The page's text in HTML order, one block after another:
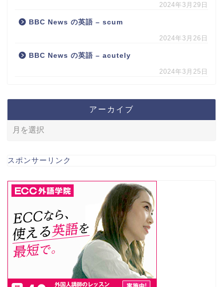
2024年3月29日
BBC News の英語 – scum
2024年3月26日
BBC News の英語 – acutely
2024年3月25日
アーカイブ
スポンサーリンク